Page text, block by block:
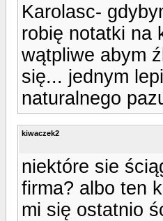
Karolasc-
robię notatki na
wątpliwe abym
się... jednym
naturalnego
kiwaczek2
niektóre sie
firma? albo ten
mi się ostatnio